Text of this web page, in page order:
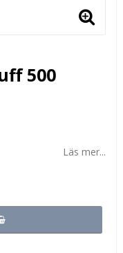
500
Läs mer...